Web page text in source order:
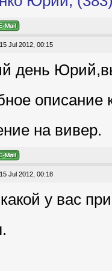
15 Jul 2012, 00:15
день
описание
на вивер.
15 Jul 2012, 00:18
у вас